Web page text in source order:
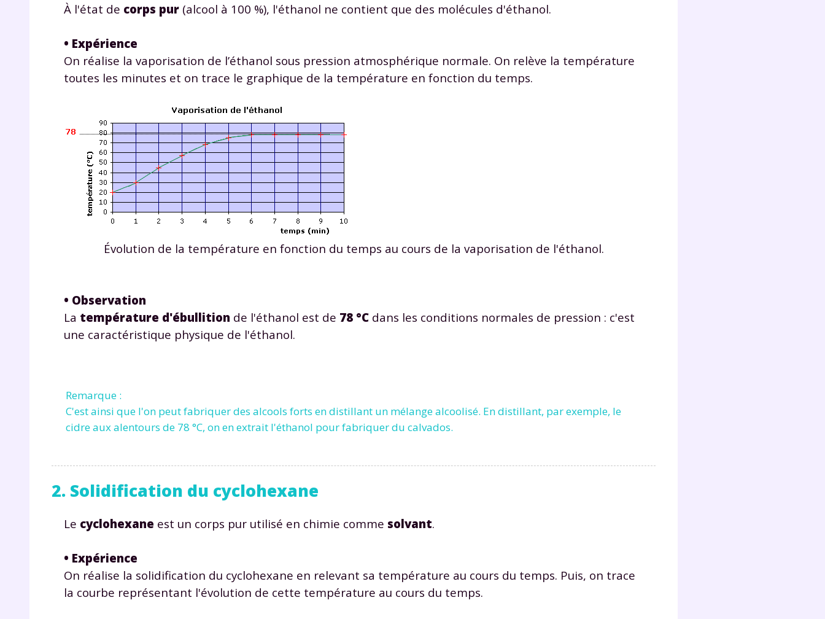
À l'état de corps pur (alcool à 100 %), l'éthanol ne contient que des molécules d'éthanol.
• Expérience
On réalise la vaporisation de l’éthanol sous pression atmosphérique normale. On relève la température
toutes les minutes et on trace le graphique de la température en fonction du temps.
Évolution de la température en fonction du temps au cours de la vaporisation de l'éthanol.
• Observation
La température d'ébullition de l'éthanol est de 78 °C dans les conditions normales de pression : c'est
une caractéristique physique de l'éthanol.
Remarque :
C'est ainsi que l'on peut fabriquer des alcools forts en distillant un mélange alcoolisé. En distillant, par exemple, le
cidre aux alentours de 78 °C, on en extrait l'éthanol pour fabriquer du calvados.
2. Solidification du cyclohexane
Le cyclohexane est un corps pur utilisé en chimie comme solvant.
• Expérience
On réalise la solidification du cyclohexane en relevant sa température au cours du temps. Puis, on trace
la courbe représentant l'évolution de cette température au cours du temps.
Fermer
Testez gratuitement pendant 24h
notre plateforme de soutien scolaire !